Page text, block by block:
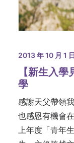
2013 年 10 月 1 日
【新生入
學
感謝天父帶領
也感恩有機會
上年度「青年